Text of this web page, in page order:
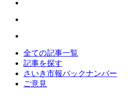
全ての記事一覧
記事を探す
さいき市報バックナンバー
ご意見